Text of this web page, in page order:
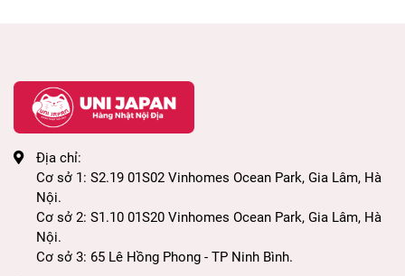
Địa chỉ:
Cơ sở 1: S2.19 01S02 Vinhomes Ocean Park, Gia Lâm, Hà
Nội.
Cơ sở 2: S1.10 01S20 Vinhomes Ocean Park, Gia Lâm, Hà
Nội.
Cơ sở 3: 65 Lê Hồng Phong - TP Ninh Bình.